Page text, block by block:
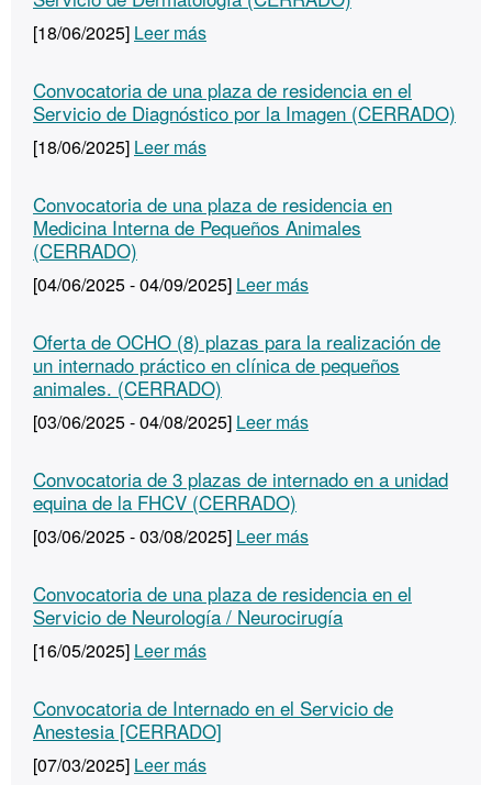
[18/06/2025] Leer más
Convocatoria de una plaza de residencia en el
Servicio de Diagnóstico por la Imagen (CERRADO)
[18/06/2025] Leer más
Convocatoria de una plaza de residencia en
Medicina Interna de Pequeños Animales
(CERRADO)
[04/06/2025 - 04/09/2025] Leer más
Oferta de OCHO (8) plazas para la realización de
un internado práctico en clínica de pequeños
animales. (CERRADO)
[03/06/2025 - 04/08/2025] Leer más
Convocatoria de 3 plazas de internado en a unidad
equina de la FHCV (CERRADO)
[03/06/2025 - 03/08/2025] Leer más
Convocatoria de una plaza de residencia en el
Servicio de Neurología / Neurocirugía
[16/05/2025] Leer más
Convocatoria de Internado en el Servicio de
Anestesia [CERRADO]
[07/03/2025] Leer más